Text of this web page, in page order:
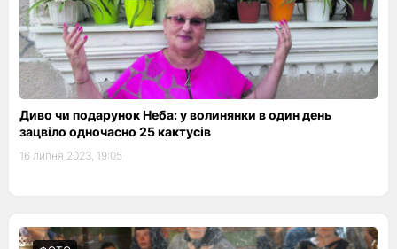
Диво чи подарунок Неба: у волинянки в один день
зацвіло одночасно 25 кактусів
16 липня 2023, 19:05